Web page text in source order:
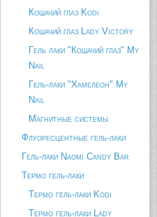
Кошачий глаз Kodi
Кошачий глаз Lady Victory
Гель лаки "Кошачий глаз" My
Nail
Гель-лаки "Хамелеон" My
Nail
Магнитные системы
Флуоресцентные гель-лаки
Гель-лаки Naomi Candy Bar
Термо гель-лаки
Термо гель-лаки Kodi
Термо гель-лаки Lady